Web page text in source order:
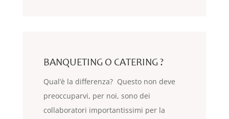
BANQUETING O CATERING ?
Qual’è la differenza? Questo non deve
preoccuparvi, per noi, sono dei
collaboratori importantissimi per la